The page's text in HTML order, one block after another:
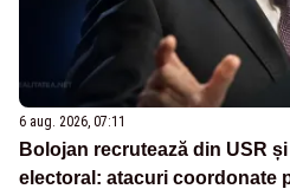
6 aug. 2026, 07:11
Bolojan recrutează din USR
electoral: atacuri coordonate